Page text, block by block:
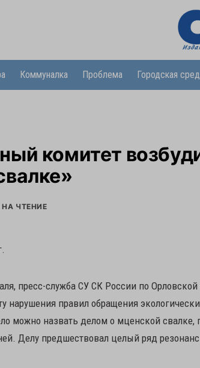
Коммуналка Проблема Городская
комитет
НА ЧТЕНИЕ
пресс-служба СУ СК России по
нарушения правил обращения
можно назвать делом о мценской свалке,
Делу предшествовал целый ряд